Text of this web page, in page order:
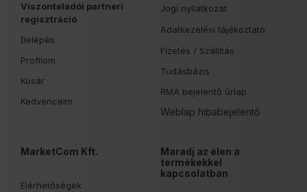
Viszonteladói partneri
regisztráció
Belépés
Profilom
Kosár
Kedvenceim
Jogi nyilatkozat
Adatkezelési tájékoztató
Fizetés / Szállítás
Tudásbázis
RMA bejelentő űrlap
Weblap hibabejelentő
MarketCom Kft.
Elérhetőségek
Maradj az élen a
termékekkel
kapcsolatban